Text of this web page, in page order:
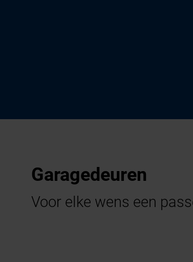
Garagedeuren
Voor elke wens een